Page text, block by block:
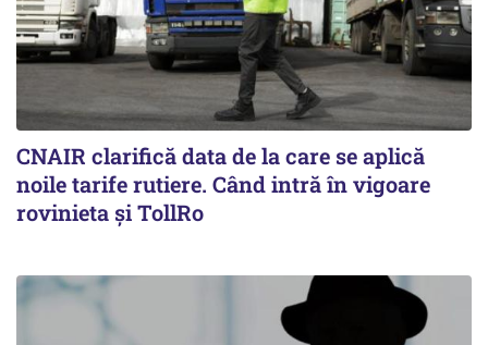
CNAIR clarifică data de la care se aplică
noile tarife rutiere. Când intră în vigoare
rovinieta și TollRo